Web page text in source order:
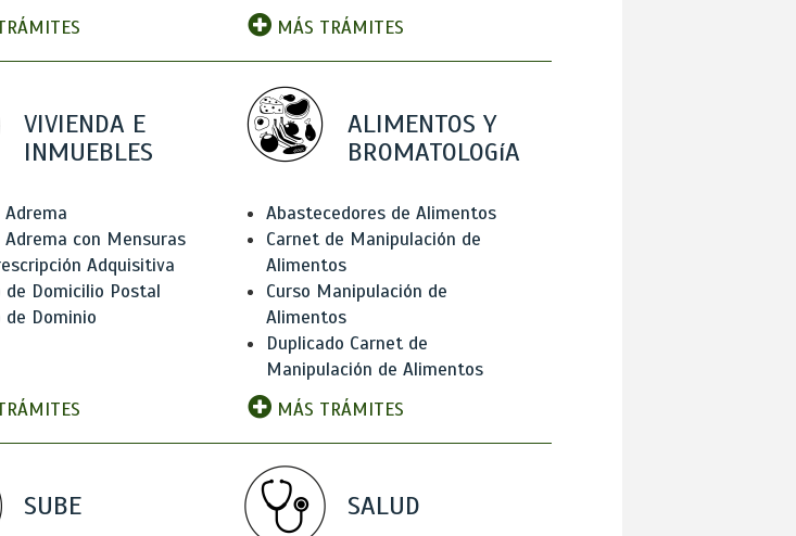
MÁS TRÁMITES
VIVIENDA E
INMUEBLES
con Mensuras
Adquisitiva
de Domicilio Postal
de Dominio
ALIMENTOS Y
BROMATOLOGíA
Abastecedores de Alimentos
Carnet de Manipulación de
Alimentos
Curso Manipulación de
Alimentos
Duplicado Carnet de
Manipulación de Alimentos
MÁS TRÁMITES
SUBE SALUD